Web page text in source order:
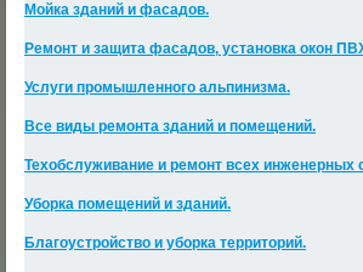
Мойка зданий и фасадов.
Ремонт и защита фасадов, установка окон
Услуги промышленного альпинизма.
Все виды ремонта зданий и помещений.
Техобслуживание и ремонт всех инженерных
Уборка помещений и зданий.
Благоустройство и уборка территорий.